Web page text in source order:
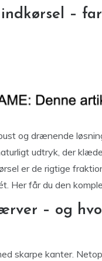
–
og drænende
udtryk, der
er de rigtige
Her får du den
– og
skarpe kanter.